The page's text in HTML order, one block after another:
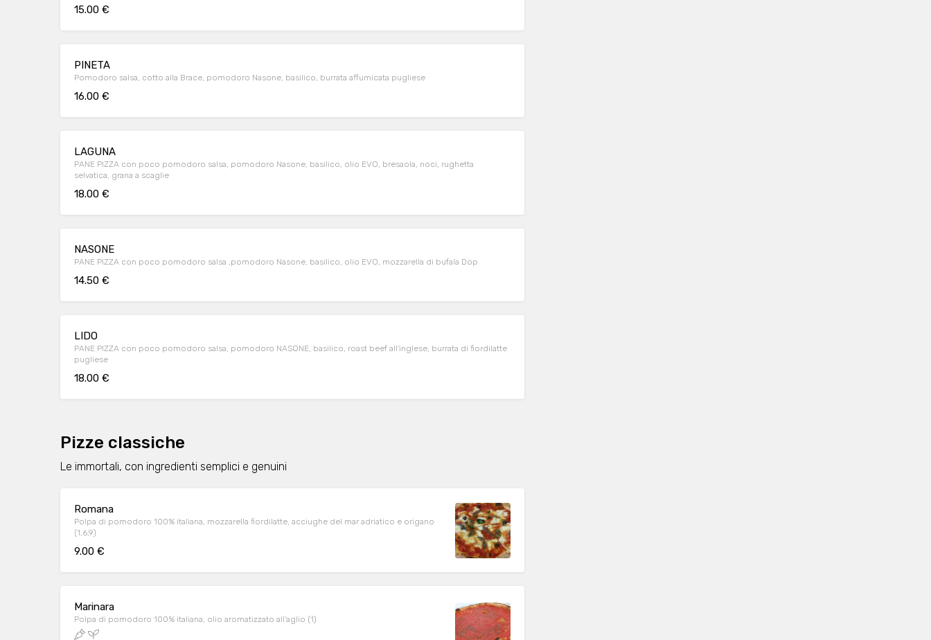
15.00 €
PINETA
Pomodoro salsa, cotto alla Brace, pomodoro Nasone, basilico, burrata affumicata pugliese
16.00 €
LAGUNA
PANE PIZZA con poco pomodoro salsa, pomodoro Nasone, basilico, olio EVO, bresaola, noci, rughetta
selvatica, grana a scaglie
18.00 €
NASONE
PANE PIZZA con poco pomodoro salsa ,pomodoro Nasone, basilico, olio EVO, mozzarella di bufala Dop
14.50 €
LIDO
PANE PIZZA con poco pomodoro salsa, pomodoro NASONE, basilico, roast beef all'inglese, burrata di fiordilatte
pugliese
18.00 €
Pizze classiche
Le immortali, con ingredienti semplici e genuini
Romana
Polpa di pomodoro 100% italiana, mozzarella fiordilatte, acciughe del mar adriatico e origano
(1,6,9)
9.00 €
Marinara
Polpa di pomodoro 100% italiana, olio aromatizzato all'aglio (1)